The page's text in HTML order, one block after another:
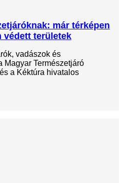
már térképen
védett területek
vadászok és
Magyar Természetjáró
a Kéktúra hivatalos